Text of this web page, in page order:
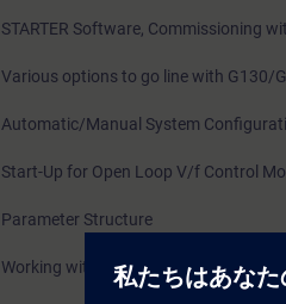
STARTER Software, Commissioning
Various options to go line with G130/
Automatic/Manual System
Start-Up for Open Loop V/f Control
Parameter Structure
Working with Programmable Inputs